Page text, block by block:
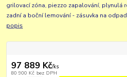
grilovací zóna, piezzo zapalování, plynulá
zadní a boční lemování - zásuvka na
popis
97 889 Kč/ks
80 900 Kč bez DPH